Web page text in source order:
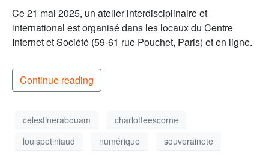
Ce 21 mai 2025, un atelier interdisciplinaire et
international est organisé dans les locaux du Centre
Internet et Société (59-61 rue Pouchet, Paris) et en ligne.
Continue reading
celestinerabouam
charlotteescorne
louispetiniaud
numérique souverainete